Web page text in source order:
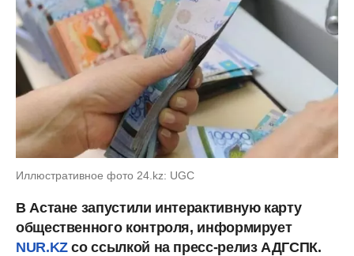
Иллюстративное фото 24.kz: UGC
В Астане запустили интерактивную карту
общественного контроля, информирует
NUR.KZсо ссылкой на пресс-релиз АДГСПК.